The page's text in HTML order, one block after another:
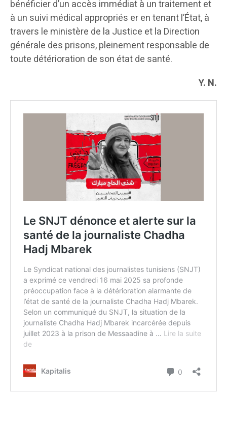
bénéficier d’un accès immédiat à un traitement et
à un suivi médical appropriés er en tenant l’État, à
travers le ministère de la Justice et la Direction
générale des prisons, pleinement responsable de
toute détérioration de son état de santé.
Y. N.